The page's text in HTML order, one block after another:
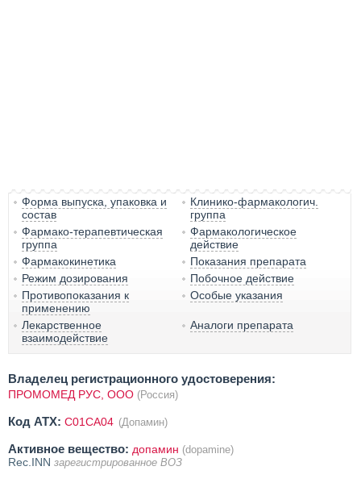
Форма выпуска, упаковка и
состав
Клинико-фармакологич.
группа
Фармако-терапевтическая
группа
Фармакологическое
действие
Фармакокинетика
Показания препарата
Режим дозирования
Побочное действие
Противопоказания к
применению
Особые указания
Лекарственное
взаимодействие
Аналоги препарата
Владелец регистрационного удостоверения:
ПРОМОМЕД РУС, ООО (Россия)
Код ATX: C01CA04 (Допамин)
Активное вещество: допамин (dopamine)
Rec.INN зарегистрированное ВОЗ